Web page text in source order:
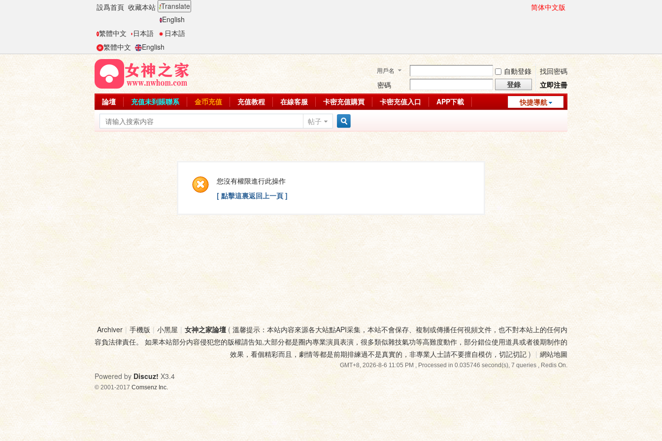
設爲首頁 收藏本站 Translate
English
繁體中文
日本語
日本語
繁體中文
English
简体中文版
用戶名 自動登錄
找回密碼
密碼
登錄
立即注冊
快捷導航
論壇 充值未到賬聯系 金币充值 充值教程 在線客服 卡密充值購買 卡密充值入口
APP下載
帖子
您沒有權限進行此操作
[ 點擊這裏返回上一頁 ]
Archiver | 手機版 | 小黑屋 | 女神之家論壇 ( 溫馨提示：本站内容來源各大站點API采集，本站不會保存、複制或傳播任何視頻文件，也不對本站上的任何内
容負法律責任。 如果本站部分内容侵犯您的版權請告知,大部分都是圈内專業演員表演，很多類似雜技氣功等高難度動作，部分錯位使用道具或者後期制作的
效果，看個精彩而且，劇情等都是前期排練過不是真實的，非專業人士請不要擅自模仿，切記切記 ) | 網站地圖
GMT+8, 2026-8-6 11:05 PM, Processed in 0.035746 second(s), 7 queries , Redis On.
Powered by Discuz! X3.4
© 2001-2017 Comsenz Inc.